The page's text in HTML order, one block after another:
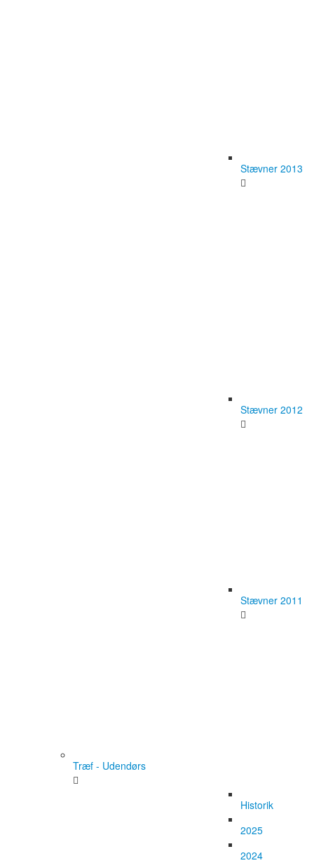
Stævner 2013
Stævner 2012
Stævner 2011
Træf - Udendørs
Historik
2025
2024